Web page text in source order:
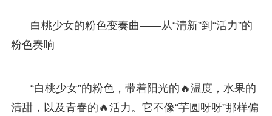
白桃少女的粉色变奏曲——从“清新”到“活力”的
粉色奏响
“白桃少女”的粉色，带着阳光的🔥温度，水果的
清甜，以及青春的🔥活力。它不像“芋圆呀呀”那样偏